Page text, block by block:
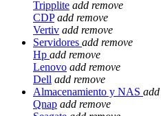
Tripplite add remove
CDP add remove
Vertiv add remove
Servidores add remove
Hp add remove
Lenovo add remove
Dell add remove
Almacenamiento y NAS add
Qnap add remove